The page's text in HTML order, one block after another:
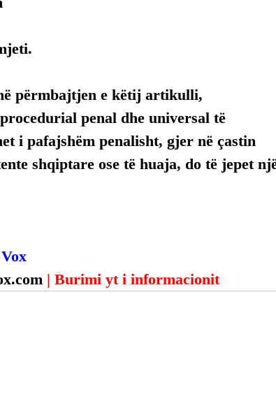
përmbajtjen e këtij artikulli,
penal dhe universal të
i pafajshëm penalisht, gjer në çastin
shqiptare ose të huaja, do të jepet
| Burimi yt i informacionit